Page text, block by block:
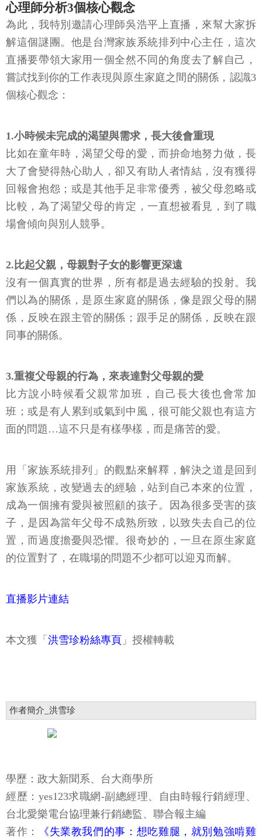
心理師分析3個核心觀念
為此，我特別邀請心理師吳浩平上直播，來幫大家拆
解這個謎團。他是台灣家族系統排列中心主任，這次
直播要帶領大家用一個全然不同的角度去了解自己，
嘗試找到你的工作表現與原生家庭之間的關係，認識3
個核心觀念：
1.小時候未完成的渴望與需求，長大後會重現
比如在童年時，渴望父母的愛，而拚命地努力做，長
大了會變得熱心助人，卻又有助人者情結，沒有獲得
回報會抱怨；或是其他手足非常優秀，被父母忽略或
比較，為了渴望父母的肯定，一直想被看見，到了職
場會傾向與別人競爭。
2.比起父親，母親對子女的影響更深遠
沒有一個真實的世界，所有都是過去經驗的投射。我
們以為的關係，是原生家庭的關係，像是跟父母的關
係，反映在跟主管的關係；跟手足的關係，反映在跟
同事的關係。
3.重複父母親的行為，來表達對父母親的愛
比方說小時候看父親常加班，自己長大後也會常加
班；或是有人累到或氣到中風，很可能父親也有這方
面的問題…這不只是有樣學樣，而是痛苦的愛。
用「家族系統排列」的觀點來解釋，解決之道是回到
家族系統，改變過去的經驗，站到自己本來的位置，
成為一個擁有愛與被照顧的孩子。因為很多受害的孩
子，是因為當年父母不成熟所致，以致失去自己的位
置，而過度擔憂與恐懼。很奇妙的，一旦在原生家庭
的位置對了，在職場的問題不少都可以迎刄而解。
直播影片連結
本文獲「 洪雪珍粉絲專頁 」授權轉載
作者簡介_洪雪珍
學歷：政大新聞系、台大商學所
經歷：yes123求職網-副總經理、自由時報行銷經理、
台北愛樂電台協理兼行銷總監、聯合報主編
著作：
《失業教我們的事：想吃雞腿，就別勉強啃雞